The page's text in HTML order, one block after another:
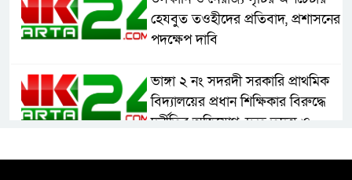
হেযবুত তওহীদের প্রতিবাদ, প্রশাসনের
পদক্ষেপ দাবি
ভাঙ্গা ২ নং সদরদী সরকারি প্রাথমিক
বিদ্যালয়ের প্রধান শিক্ষিকার বিরুদ্ধে
দুর্নীতির অভিযোগ, দ্রুত তদন্ত ও